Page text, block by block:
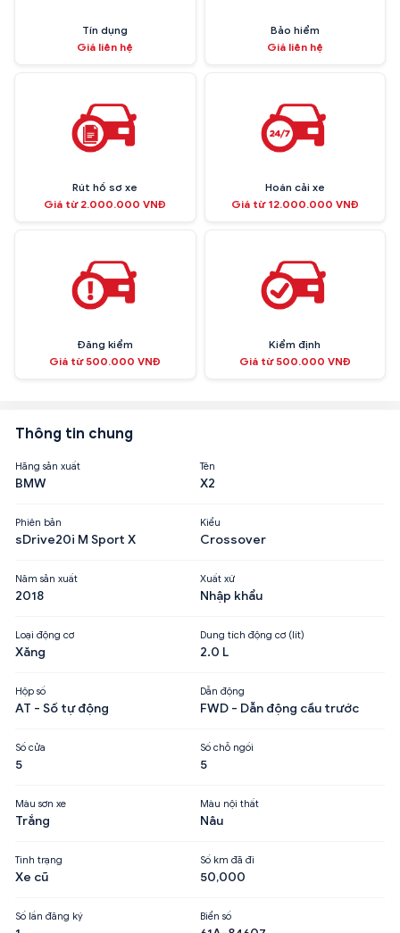
Tín dụng
Giá liên hệ
Bảo hiểm
Giá liên hệ
Rút hồ sơ xe
Giá từ 2.000.000 VNĐ
Hoán cải xe
Giá từ 12.000.000 VNĐ
Đăng kiểm
Giá từ 500.000 VNĐ
Kiểm định
Giá từ 500.000 VNĐ
Thông tin chung
Hãng sản xuất
BMW
Tên
X2
Phiên bản
sDrive20i M Sport X
Kiểu
Crossover
Năm sản xuất
2018
Xuất xứ
Nhập khẩu
Loại động cơ
Xăng
Dung tích động cơ (lít)
2.0 L
Hộp số
AT - Số tự động
Dẫn động
FWD - Dẫn động cầu trước
Số cửa
5
Số chỗ ngồi
5
Màu sơn xe
Trắng
Màu nội thất
Nâu
Tình trạng
Xe cũ
Số km đã đi
50,000
Số lần đăng ký Biển số